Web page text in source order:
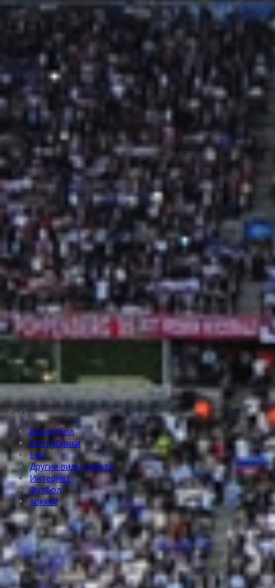
Рубрики
Баскетбол
Без рубрики
Бои
Другие виды спорта
Интернет
Футбол
Хоккей